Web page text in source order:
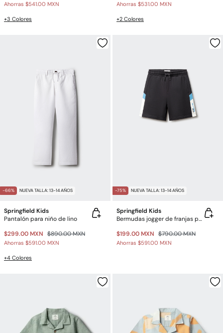
Ahorras $541.00 MXN
+3 Colores
Ahorras $531.00 MXN
+2 Colores
-66% NUEVA TALLA: 13-14 AÑOS
Springfield Kids
Pantalón para niño de lino
$299.00 MXN $890.00 MXN
Ahorras $591.00 MXN
+4 Colores
-75% NUEVA TALLA: 13-14 AÑOS
Springfield Kids
Bermudas jogger de franjas para niño
$199.00 MXN $790.00 MXN
Ahorras $591.00 MXN